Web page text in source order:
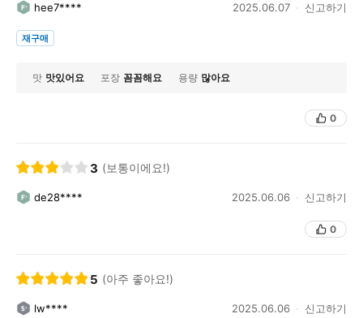
hee7**** 2025.06.07 신고하기
재구매
맛 맛있어요 포장 꼼꼼해요 용량 많아요
0
3 (보통이에요!)
de28**** 2025.06.06 신고하기
0
5 (아주 좋아요!)
lw**** 2025.06.06 신고하기